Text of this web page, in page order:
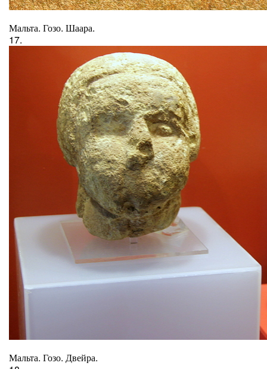
Мальта. Гозо. Шаара.
17.
Мальта. Гозо. Двейра.